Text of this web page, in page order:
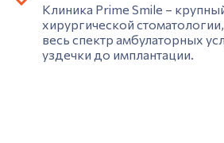
Клиника Prime Smile –
хирургической
весь спектр амбулаторных
уздечки до имплантации.